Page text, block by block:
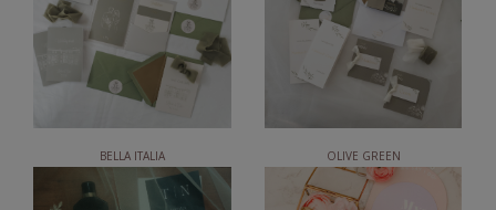
BELLA ITALIA OLIVE GREEN